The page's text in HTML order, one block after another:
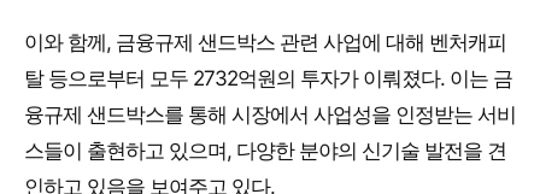
이와 함께, 금융규제 샌드박스 관련 사업에 대해 벤처캐피
탈 등으로부터 모두 2732억원의 투자가 이뤄졌다. 이는 금
융규제 샌드박스를 통해 시장에서 사업성을 인정받는 서비
스들이 출현하고 있으며, 다양한 분야의 신기술 발전을 견
인하고 있음을 보여주고 있다.